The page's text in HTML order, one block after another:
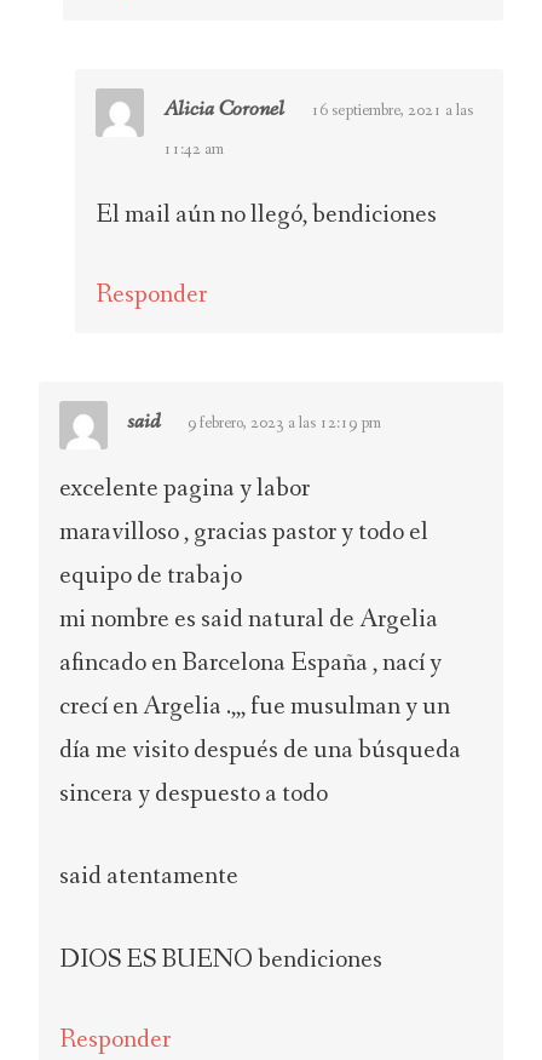
Alicia Coronel
16 septiembre, 2021 a las
11:42 am
El mail aún no llegó, bendiciones
Responder
said 9 febrero, 2023 a las 12:19 pm
excelente pagina y labor
maravilloso , gracias pastor y todo el
equipo de trabajo
mi nombre es said natural de Argelia
afincado en Barcelona España , nací y
crecí en Argelia .,,, fue musulman y un
día me visito después de una búsqueda
sincera y despuesto a todo
said atentamente
DIOS ES BUENO bendiciones
Responder